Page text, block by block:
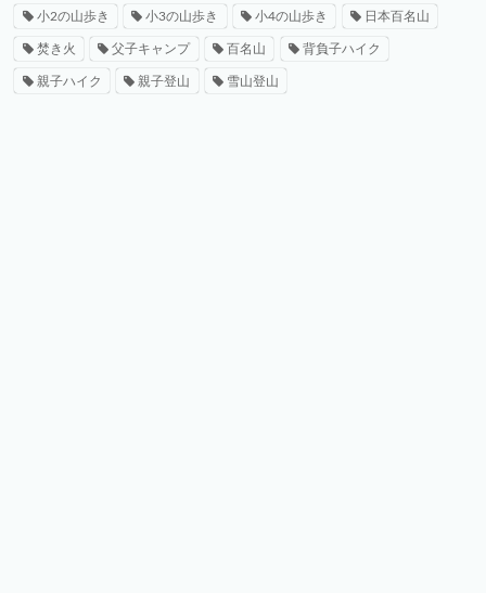
小2の山歩き 小3の山歩き 小4の山歩き 日本百名山
焚き火 父子キャンプ 百名山 背負子ハイク
親子ハイク 親子登山 雪山登山